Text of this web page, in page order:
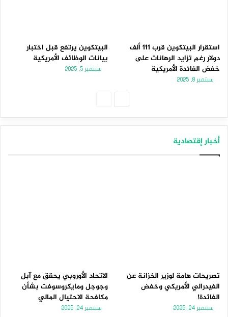
استقرار البيتكوين قرب 111 ألف
دولار رغم تزايد الرهانات على
خفض الفائدة الأمريكية
سبتمبر 8, 2025
البيتكوين يرتفع قبل اختبار
بيانات الوظائف الأمريكية
سبتمبر 5, 2025
أخبار إقتصادية
تصريحات هامة لوزير الخزانة عن
الفيدرالي الأمريكي وخفض
الفائدة!
سبتمبر 24, 2025
الاتحاد الأوروبي يحقق مع آبل
وجوجل ومايكروسوفت بشأن
مكافحة الاحتيال المالي
سبتمبر 24, 2025